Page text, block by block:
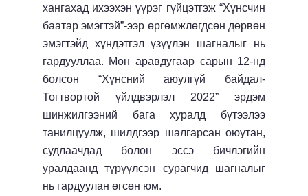
хангахад ихээхэн үүрэг гүйцэтгэж “Хүнсчин
баатар эмэгтэй”-ээр өргөмжлөгдсөн дөрвөн
эмэгтэйд хүндэтгэл үзүүлэн шагналыг нь
гардууллаа. Мөн аравдугаар сарын 12-нд
болсон “Хүнсний аюулгүй байдал-
Тогтвортой үйлдвэрлэл 2022” эрдэм
шинжилгээний бага хуралд бүтээлээ
танилцуулж, шилдгээр шалгарсан оюутан,
судлаачдад болон эссэ бичлэгийн
уралдаанд түрүүлсэн сурагчид шагналыг
нь гардуулан өгсөн юм.